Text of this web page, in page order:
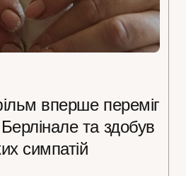
вперше переміг
та здобув
симпатій